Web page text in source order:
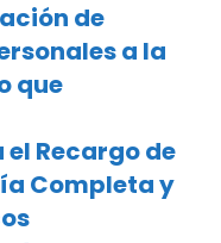
de
a la
que
Recargo de
Completa y